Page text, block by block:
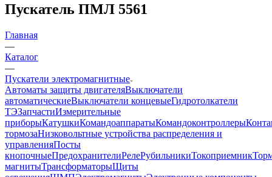
Пускатель ПМЛ 5561
Главная
—
Каталог
—
Пускатели электромагнитные
Автоматы защиты двигателяВыключатели
автоматическиеВыключатели концевыеГидротолкатели
ТЭЗапчастиИзмерительные
приборыКатушкиКомандоаппаратыКомандоконтроллеры
тормозаНизковольтные устройства распределения и
управленияПосты
кнопочныеПредохранителиРелеРубильникиТокоприемник
магнитыТрансформаторыЩиты